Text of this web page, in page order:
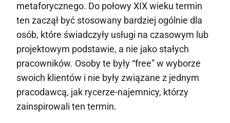
metaforycznego. Do połowy XIX wieku termin
ten zaczął być stosowany bardziej ogólnie dla
osób, które świadczyły usługi na czasowym lub
projektowym podstawie, a nie jako stałych
pracowników. Osoby te były “free” w wyborze
swoich klientów i nie były związane z jednym
pracodawcą, jak rycerze-najemnicy, którzy
zainspirowali ten termin.